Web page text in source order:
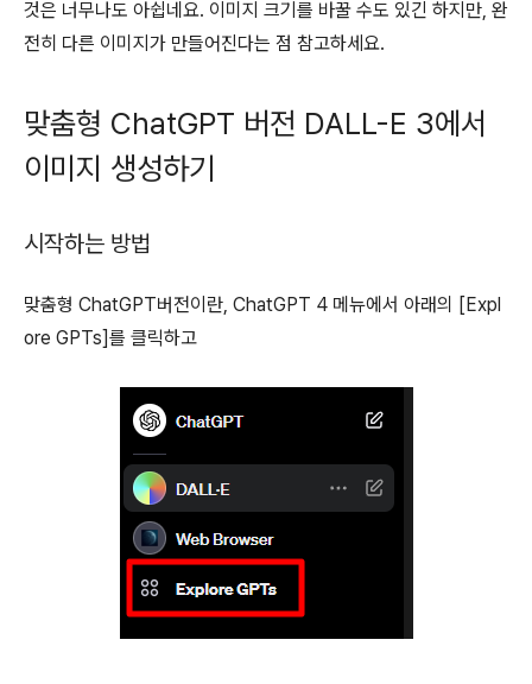
것은 너무나도 아쉽네요. 이미지 크기를 바꿀 수도 있긴 하지만, 완
전히 다른 이미지가 만들어진다는 점 참고하세요.
맞춤형 ChatGPT 버전 DALL-E 3에서
이미지 생성하기
시작하는 방법
맞춤형 ChatGPT버전이란, ChatGPT 4 메뉴에서 아래의 [Expl
ore GPTs]를 클릭하고